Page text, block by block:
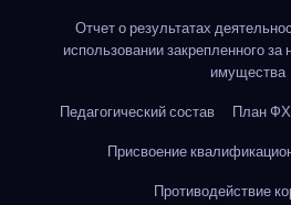
Отчет о результатах
использовании закрепленного за
имущества
Педагогический состав
План
Присвоение
Противодействие